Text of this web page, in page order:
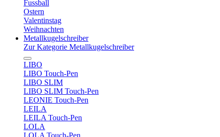
Fussball
Ostern
Valentinstag
Weihnachten
Metallkugelschreiber
Zur Kategorie Metallkugelschreiber
LIBO
LIBO Touch-Pen
LIBO SLIM
LIBO SLIM Touch-Pen
LEONIE Touch-Pen
LEILA
LEILA Touch-Pen
LOLA
LOLA Touch-Pen